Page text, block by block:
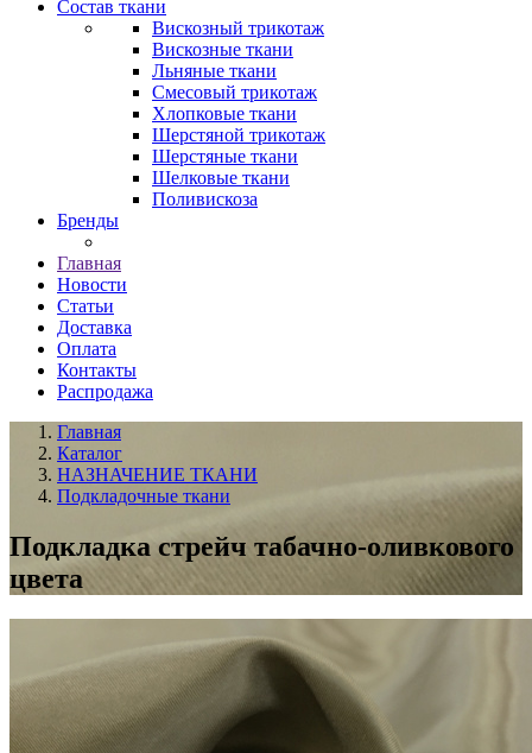
Состав ткани
Вискозный трикотаж
Вискозные ткани
Льняные ткани
Смесовый трикотаж
Хлопковые ткани
Шерстяной трикотаж
Шерстяные ткани
Шелковые ткани
Поливискоза
Бренды
Главная
Новости
Статьи
Доставка
Оплата
Контакты
Распродажа
Главная
Каталог
НАЗНАЧЕНИЕ ТКАНИ
Подкладочные ткани
Подкладка стрейч табачно-оливкового
цвета